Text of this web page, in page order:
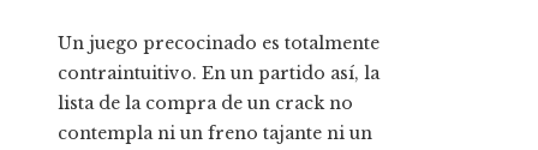
Un juego precocinado es totalmente
contraintuitivo. En un partido así, la
lista de la compra de un crack no
contempla ni un freno tajante ni un